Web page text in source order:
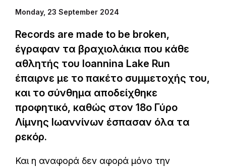
Monday, 23 September 2024
Records are made to be broken,
έγραφαν τα βραχιολάκια που κάθε
αθλητής του Ioannina Lake Run
έπαιρνε με το πακέτο συμμετοχής του,
και το σύνθημα αποδείχθηκε
προφητικό, καθώς στον 18ο Γύρο
Λίμνης Ιωαννίνων έσπασαν όλα τα
ρεκόρ.
Και η αναφορά δεν αφορά μόνο την